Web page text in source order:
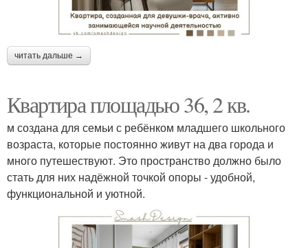
читать дальше →
Квартира площадью 36, 2 кв.
м создана для семьи с ребёнком младшего школьного
возраста, которые постоянно живут на два города и
много путешествуют. Это пространство должно было
стать для них надёжной точкой опоры - удобной,
функциональной и уютной.